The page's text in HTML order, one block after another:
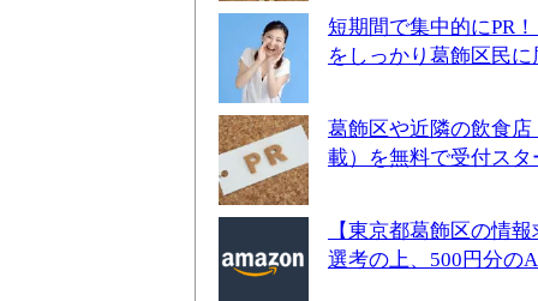
短期間で集中的にPR
をしっかり葛飾区民に
葛飾区や近隣の飲食
載）を無料で受付スタ
【東京都葛飾区の情
選考の上、500円分の